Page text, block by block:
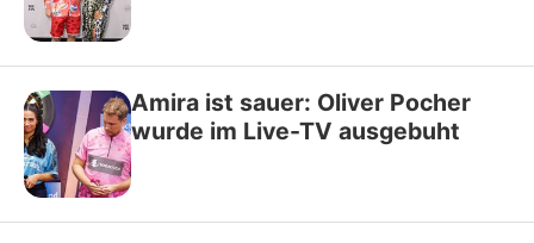
Amira ist sauer: Oliver Pocher
wurde im Live-TV ausgebuht